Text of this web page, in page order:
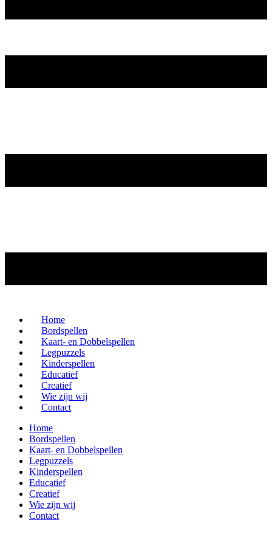
Home
Bordspellen
Kaart- en Dobbelspellen
Legpuzzels
Kinderspellen
Educatief
Creatief
Wie zijn wij
Contact
Home
Bordspellen
Kaart- en Dobbelspellen
Legpuzzels
Kinderspellen
Educatief
Creatief
Wie zijn wij
Contact